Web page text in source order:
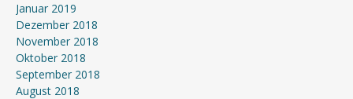
Januar 2019
Dezember 2018
November 2018
Oktober 2018
September 2018
August 2018